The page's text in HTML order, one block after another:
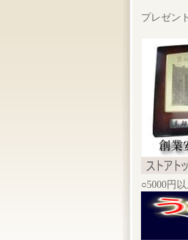
プレゼン
○5000円